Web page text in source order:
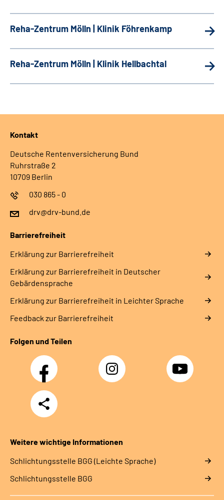
Reha-Zentrum Mölln | Klinik Föhrenkamp
Reha-Zentrum Mölln | Klinik Hellbachtal
Kontakt
Deutsche Rentenversicherung Bund
Ruhrstraße 2
10709 Berlin
030 865 - 0
drv@drv-bund.de
Barrierefreiheit
Erklärung zur Barrierefreiheit
Erklärung zur Barrierefreiheit in Deutscher
Gebärdensprache
Erklärung zur Barrierefreiheit in Leichter Sprache
Feedback zur Barrierefreiheit
Folgen und Teilen
Facebook Instagram YouTube
Teilen
Weitere wichtige Informationen
Schlich­tungs­stel­le BGG (Leichte Sprache)
Schlich­tungs­stel­le BGG